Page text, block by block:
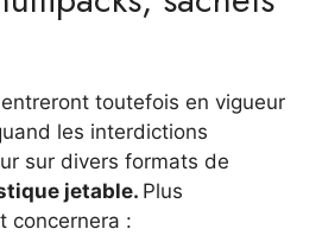
toutefois en vigueur
les interdictions
sur divers formats de
jetable. Plus
concernera :